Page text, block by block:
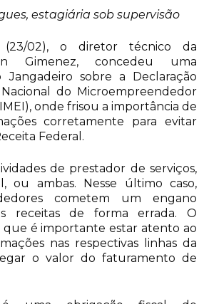
estagiária sob supervisão
(23/02), o diretor técnico da
Gimenez, concedeu uma
Jangadeiro sobre a Declaração
do Microempreendedor
onde frisou a importância de
corretamente para evitar
Federal.
de prestador de serviços,
ou ambas. Nesse último caso,
cometem um engano
receitas de forma errada. O
que é importante estar atento ao
nas respectivas linhas da
o valor do faturamento de